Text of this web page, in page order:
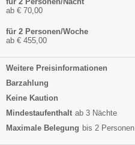
ab € 70,00
für 2 Personen/Woche
ab € 455,00
Weitere Preisinformationen
Barzahlung
Keine Kaution
Mindestaufenthalt ab 3 Nächte
Maximale Belegung bis 2 Personen